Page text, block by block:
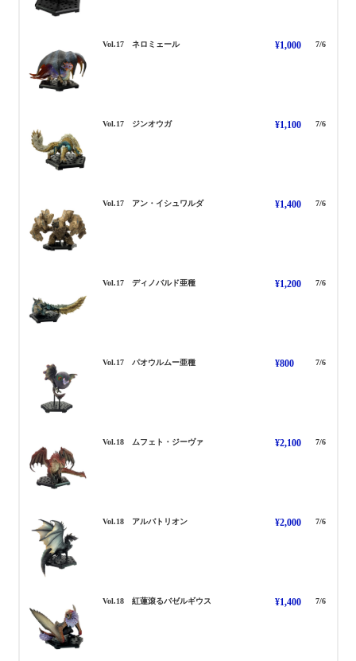
Vol.17 ネロミェールねろみゅーる ¥1,000 7/6
Vol.17 ジンオウガじんおうが ¥1,100 7/6
Vol.17 アン・イシュワルダあんいしゅわるだ ¥1,400 7/6
Vol.17 ディノバルド亜種でぃのばるど あしゅ ¥1,200 7/6
Vol.17 パオウルムー亜種ぱおうるむー ¥800 7/6
Vol.18 ムフェト・ジーヴァむふぇとじーゔぁ ¥2,100 7/6
Vol.18 アルバトリオンあるばとりおん ¥2,000 7/6
Vol.18 紅蓮滾るバゼルギウス ばぜるぎうす ぐれんたぎる
¥1,400 7/6